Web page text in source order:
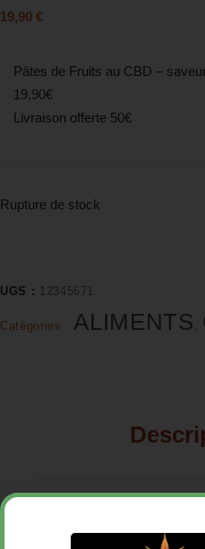
19,90 €
Pâtes de Fruits au CBD –
19,90€
Livraison offerte 50€
Rupture de stock
UGS : 12345671
Catégories :ALIMENTS ,